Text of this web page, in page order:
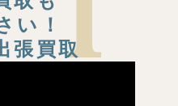
い！
張買取